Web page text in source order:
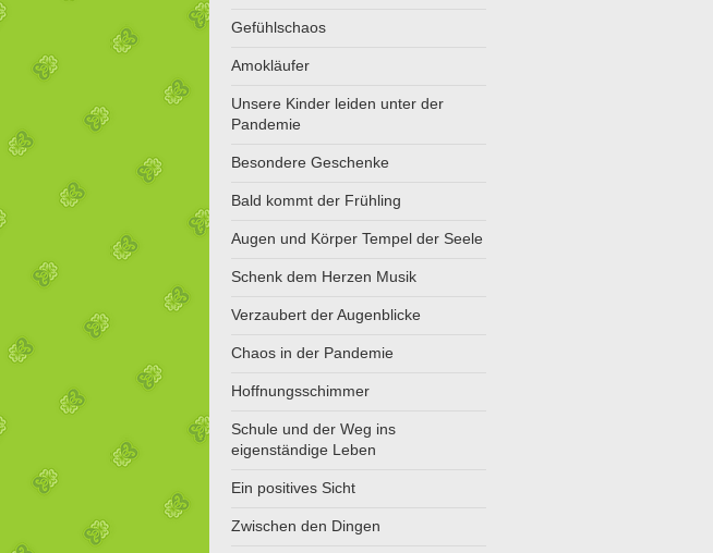
Gefühlschaos
Amokläufer
Unsere Kinder leiden unter der
Pandemie
Besondere Geschenke
Bald kommt der Frühling
Augen und Körper Tempel der Seele
Schenk dem Herzen Musik
Verzaubert der Augenblicke
Chaos in der Pandemie
Hoffnungsschimmer
Schule und der Weg ins
eigenständige Leben
Ein positives Sicht
Zwischen den Dingen